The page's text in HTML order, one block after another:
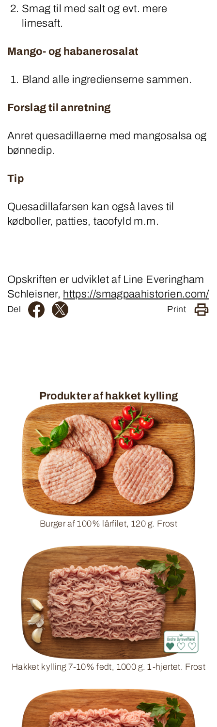
Smag til med salt og evt. mere
limesaft.
Mango- og habanerosalat
Bland alle ingredienserne sammen.
Forslag til anretning
Anret quesadillaerne med mangosalsa og
bønnedip.
Tip
Quesadillafarsen kan også laves til
kødboller, patties, tacofyld m.m.
Opskriften er udviklet af Line Everingham
Schleisner, https://smagpaahistorien.com/
Del Print
Produkter af hakket kylling
Burger af 100% lårfilet, 120 g. Frost
Hakket kylling 7-10% fedt, 1000 g. 1-hjertet. Frost